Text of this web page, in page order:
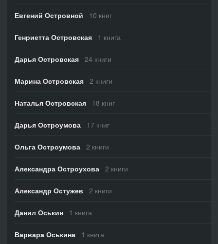
Евгений Островной 10 книг
Генриетта Островская 1 книга
Дарья Островская 24 книги
Марина Островская 2 книги
Наталья Островская 18 книг
Дарья Остроумова 17 книг
Ольга Остроумова 2 книги
Александра Остроухова 2 книги
Александр Остужев 2 книги
Данил Оськин 1 книга
Варвара Оськина 1 книга